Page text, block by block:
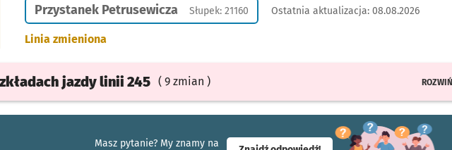
Przystanek Petrusewicza Słupek: 21160 Ostatnia aktualizacja: 08.08.2026
Linia zmieniona
jazdylinii 245 ( 9 zmian )
ROZWIŃ
Masz pytanie? My znamy na